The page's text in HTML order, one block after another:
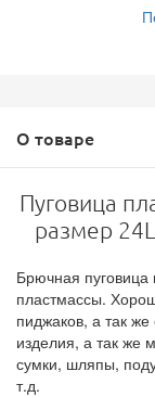
О товаре
Пуговица
размер
Брючная пуговица
пластмассы.
пиджаков, а так
изделия, а так же
сумки, шляпы,
т.д.